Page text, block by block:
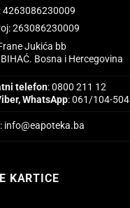
4263086230009
263086230009
Jukića bb
Bosna i Hercegovina
telefon: 0800 211 12
WhatsApp: 061/104-504
: info@eapoteka.ba
KARTICE